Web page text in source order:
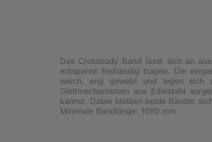
Das Crossbody Band lässt sich an
entspannt freihändig tragen. Die
weich, eng gewebt und legen sich
Gleit­mechanismen aus Edelstahl
kannst. Dabei bleiben beide Bänder
Minimale Bandlänge: 1080 mm